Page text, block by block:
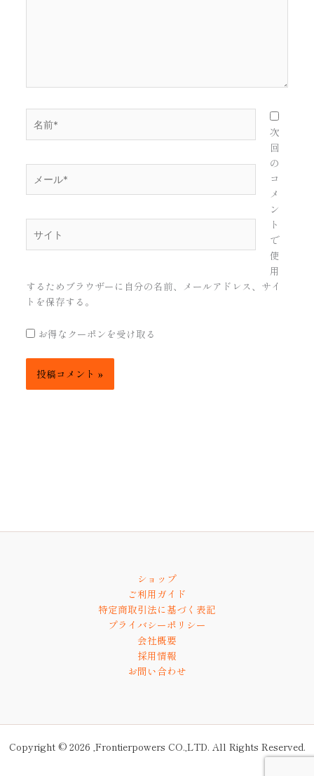
前
ー
*
次
回
の
コ
メ
ン
ト
で
使
用
するためブラウザーに自分の名前、メールアドレス、サイ
トを保存する。
お得なクーポンを受け取る
ショップ
ご利用ガイド
特定商取引法に基づく表記
プライバシーポリシー
会社概要
採用情報
お問い合わせ
Copyright © 2026 ,Frontierpowers CO.,LTD. All Rights Reserved.